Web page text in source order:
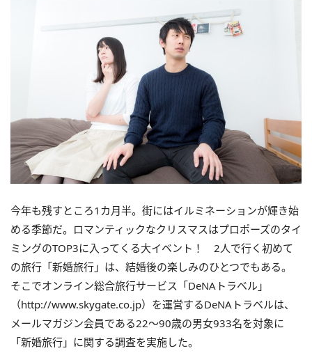
今年も残すところ1カ月半。街にはイルミネーションが輝き始
める季節だ。ロマンティックなクリスマスはプロポーズのタイ
ミングのTOP3に入ってくる大イベント！ 2人で行く初めて
の旅行「新婚旅行」は、結婚後の楽しみのひとつでもある。
そこでオンライン総合旅行サービス「DeNAトラベル」
（http://www.skygate.co.jp）を運営するDeNAトラベルは、
メールマガジン会員である22～90歳の男女933名を対象に
「新婚旅行」に関する調査を実施した。